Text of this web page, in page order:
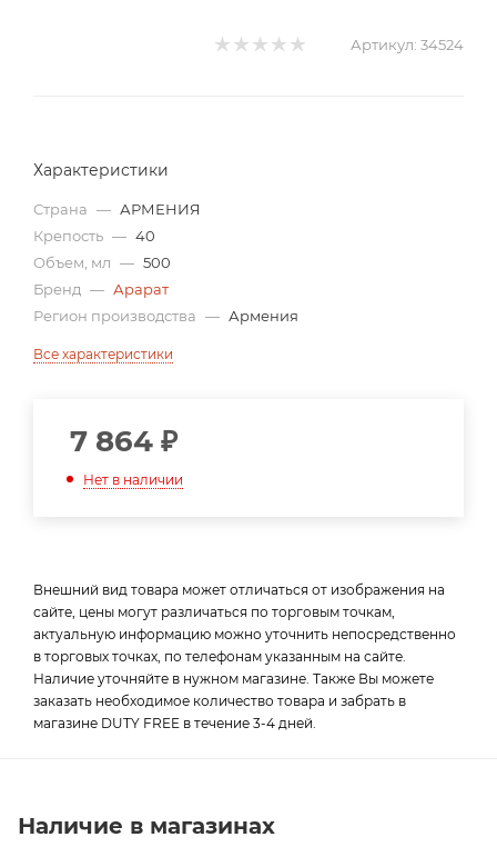
Артикул: 34524
Характеристики
Страна — АРМЕНИЯ
Крепость — 40
Объем, мл — 500
Бренд — Арарат
Регион производства — Армения
Все характеристики
7 864 ₽
Нет в наличии
Внешний вид товара может отличаться от изображения на
сайте, цены могут различаться по торговым точкам,
актуальную информацию можно уточнить непосредственно
в торговых точках, по телефонам указанным на сайте.
Наличие уточняйте в нужном магазине. Также Вы можете
заказать необходимое количество товара и забрать в
магазине DUTY FREE в течение 3-4 дней.
Наличие в магазинах